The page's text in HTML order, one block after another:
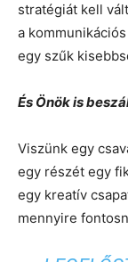
stratégiát kell
a
egy szűk
És Önök is
Viszünk egy
egy részét egy
egy kreatív
mennyire